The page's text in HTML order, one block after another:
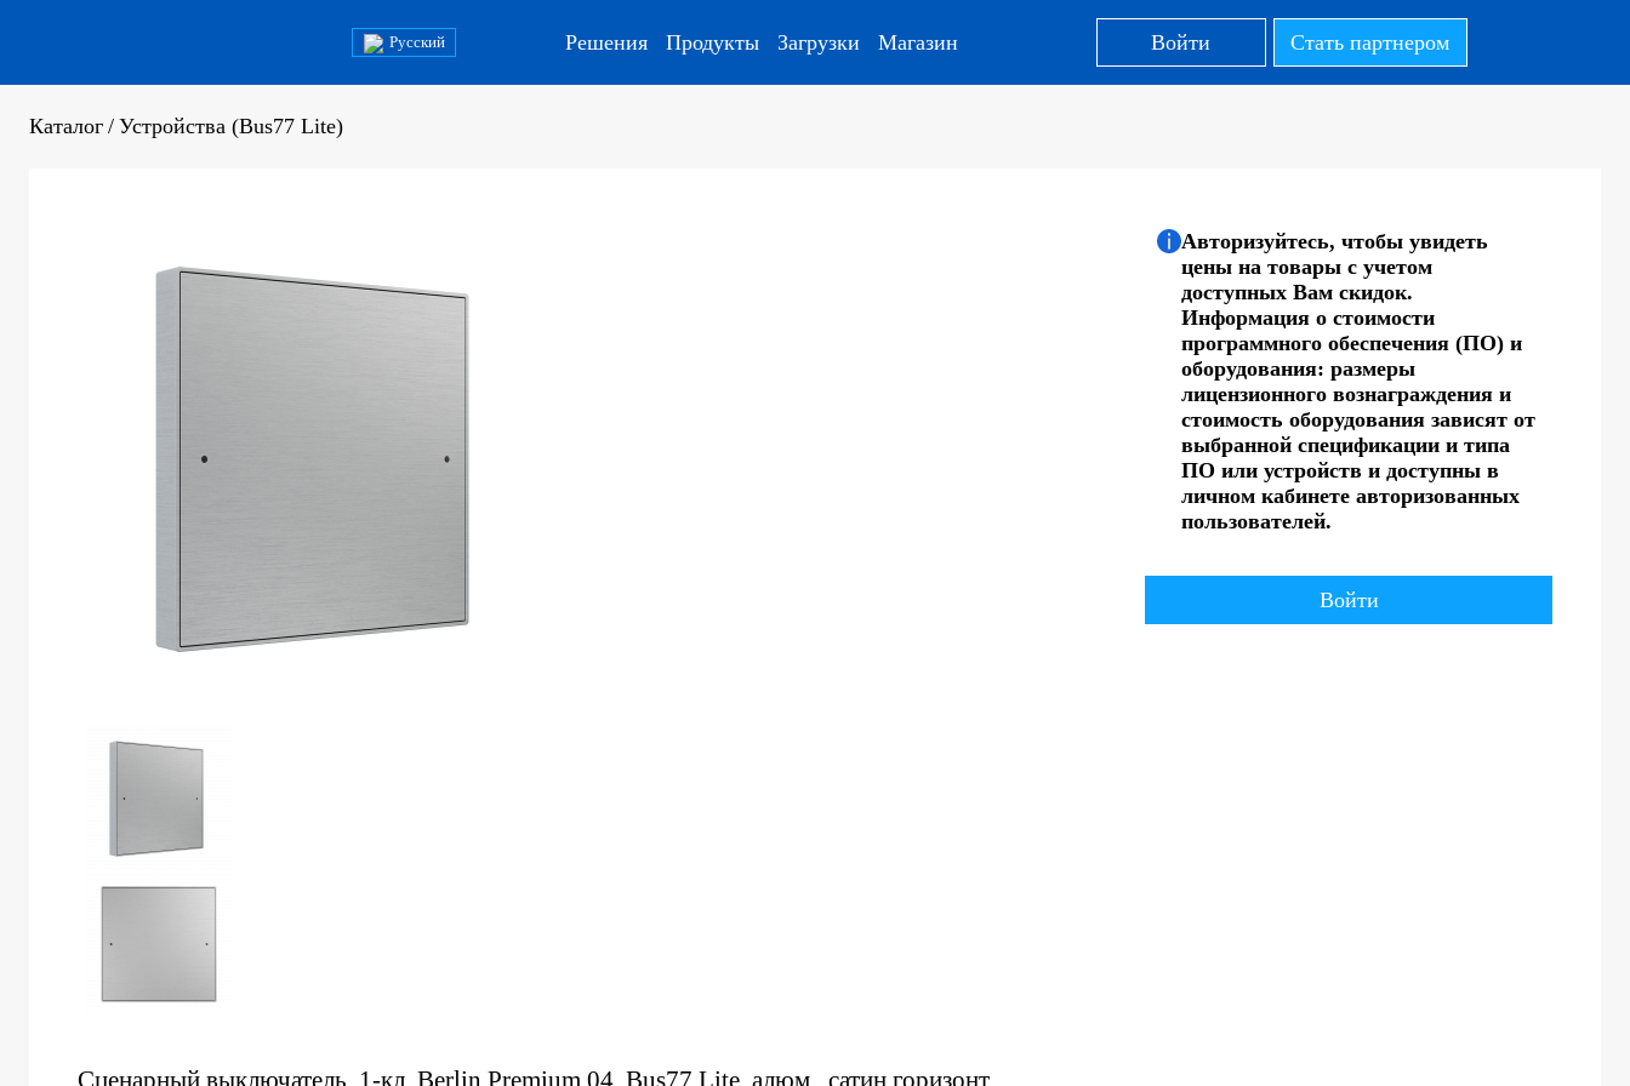
Русский Решения Продукты Загрузки Магазин Войти Стать партнером
Каталог / Устройства (Bus77 Lite)
Сценарный выключатель, 1-кл, Berlin Premium 04, Bus77 Lite, алюм., сатин горизонт.
Авторизуйтесь, чтобы увидеть
цены на товары с учетом
доступных Вам скидок.
Информация о стоимости
программного обеспечения (ПО) и
оборудования: размеры
лицензионного вознаграждения и
стоимость оборудования зависят от
выбранной спецификации и типа
ПО или устройств и доступны в
личном кабинете авторизованных
пользователей.
Войти